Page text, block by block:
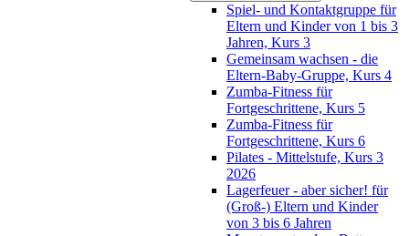
Spiel- und Kontaktgruppe für
Eltern und Kinder von 1 bis 3
Jahren, Kurs 3
Gemeinsam wachsen - die
Eltern-Baby-Gruppe, Kurs 4
Zumba-Fitness für
Fortgeschrittene, Kurs 5
Zumba-Fitness für
Fortgeschrittene, Kurs 6
Pilates - Mittelstufe, Kurs 3
2026
Lagerfeuer - aber sicher! für
(Groß-) Eltern und Kinder
von 3 bis 6 Jahren